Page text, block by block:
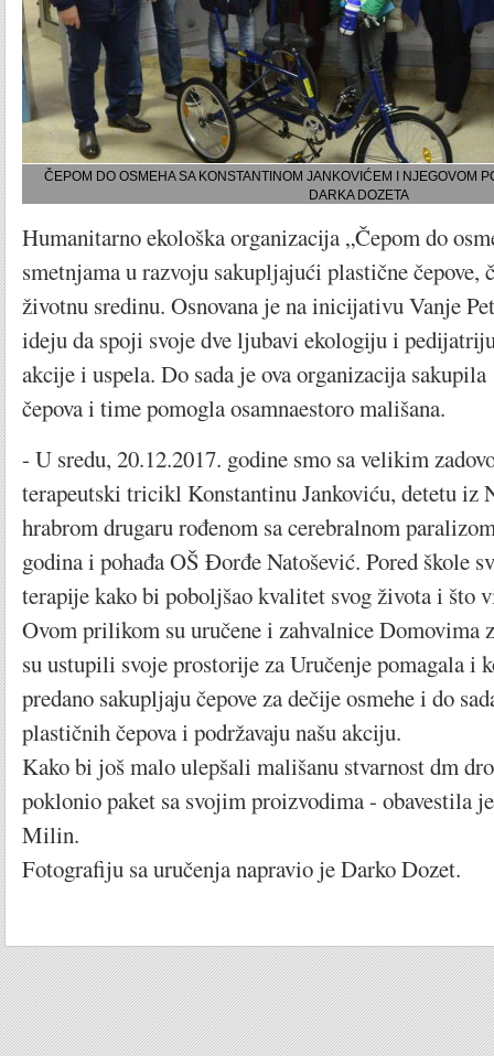
ČEPOM DO OSMEHA SA KONSTANTINOM JANKOVIĆEM I NJEGOVOM
DARKA DOZETA
Humanitarno ekološka organizacija „Čepom do
smetnjama u razvoju sakupljajući plastične
životnu sredinu. Osnovana je na inicijativu Vanje
ideju da spoji svoje dve ljubavi ekologiju i
akcije i uspela. Do sada je ova organizacija
čepova i time pomogla osamnaestoro mališana.
- U sredu, 20.12.2017. godine smo sa velikim
terapeutski tricikl Konstantinu Jankoviću, detetu iz
hrabrom drugaru rođenom sa cerebralnom
godina i pohađa OŠ Đorđe Natošević. Pored škole
terapije kako bi poboljšao kvalitet svog života i što
Ovom prilikom su uručene i zahvalnice Domovima
su ustupili svoje prostorije za Uručenje pomagala i
predano sakupljaju čepove za dečije osmehe i do
plastičnih čepova i podržavaju našu akciju.
Kako bi još malo ulepšali mališanu stvarnost dm
poklonio paket sa svojim proizvodima - obavestila
Milin.
Fotografiju sa uručenja napravio je Darko Dozet.